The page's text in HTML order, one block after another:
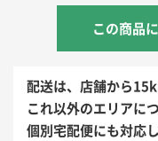
この商品
配送は、店舗から
これ以外のエリアに
個別宅配便にも対応